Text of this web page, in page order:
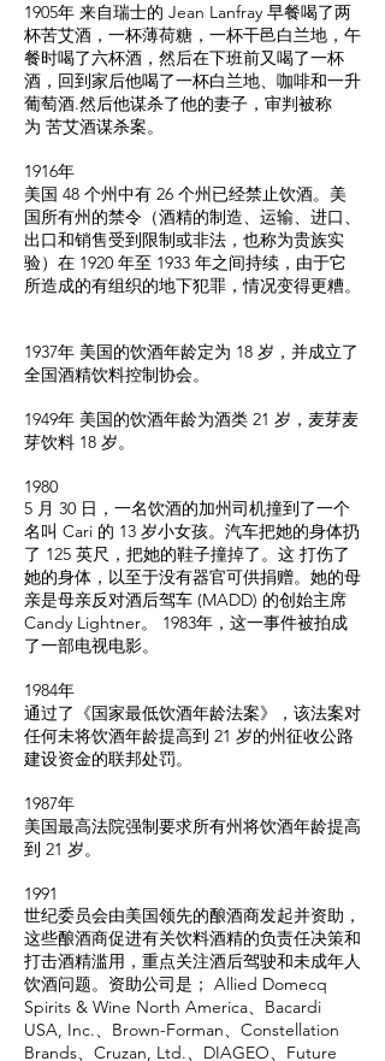
1905年 来自瑞士的 Jean Lanfray 早餐喝了两
杯苦艾酒，一杯薄荷糖，一杯干邑白兰地，午
餐时喝了六杯酒，然后在下班前又喝了一杯
酒，回到家后他喝了一杯白兰地、咖啡和一升
葡萄酒.然后他谋杀了他的妻子，审判被称
为 苦艾酒谋杀案。
1916年
美国 48 个州中有 26 个州已经禁止饮酒。美
国所有州的禁令（酒精的制造、运输、进口、
出口和销售受到限制或非法，也称为贵族实
验）在 1920 年至 1933 年之间持续，由于它
所造成的有组织的地下犯罪，情况变得更糟。
1937年 美国的饮酒年龄定为 18 岁，并成立了
全国酒精饮料控制协会。
1949年 美国的饮酒年龄为酒类 21 岁，麦芽麦
芽饮料 18 岁。
1980
5 月 30 日，一名饮酒的加州司机撞到了一个
名叫 Cari 的 13 岁小女孩。汽车把她的身体扔
了 125 英尺，把她的鞋子撞掉了。这 打伤了
她的身体，以至于没有器官可供捐赠。她的母
亲是母亲反对酒后驾车 (MADD) 的创始主席
Candy Lightner。 1983年，这一事件被拍成
了一部电视电影。
1984年
通过了《国家最低饮酒年龄法案》，该法案对
任何未将饮酒年龄提高到 21 岁的州征收公路
建设资金的联邦处罚。
1987年
美国最高法院强制要求所有州将饮酒年龄提高
到 21 岁。
1991
世纪委员会由美国领先的酿酒商发起并资助，
这些酿酒商促进有关饮料酒精的负责任决策和
打击酒精滥用，重点关注酒后驾驶和未成年人
饮酒问题。资助公司是； Allied Domecq
Spirits & Wine North America、Bacardi
USA, Inc.、Brown-Forman、Constellation
Brands、Cruzan, Ltd.、DIAGEO、Future